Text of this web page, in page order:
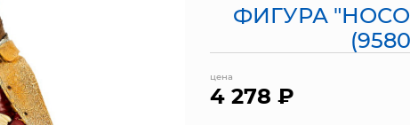
ФИГУРА
цена
4 278 ₽